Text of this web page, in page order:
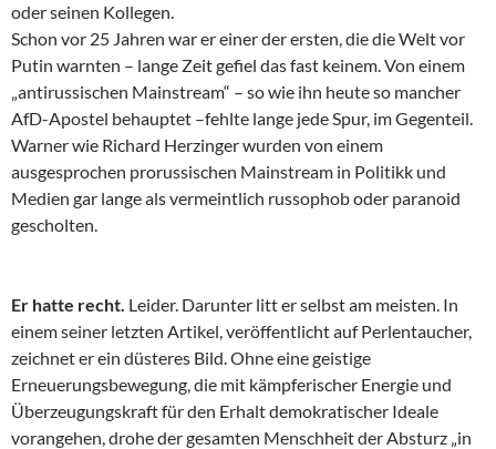
oder seinen Kollegen.
Schon vor 25 Jahren war er einer der ersten, die die Welt vor
Putin warnten – lange Zeit gefiel das fast keinem. Von einem
„antirussischen Mainstream“ – so wie ihn heute so mancher
AfD-Apostel behauptet –fehlte lange jede Spur, im Gegenteil.
Warner wie Richard Herzinger wurden von einem
ausgesprochen prorussischen Mainstream in Politikk und
Medien gar lange als vermeintlich russophob oder paranoid
gescholten.
Er hatte recht. Leider. Darunter litt er selbst am meisten. In
einem seiner letzten Artikel, veröffentlicht auf Perlentaucher,
zeichnet er ein düsteres Bild. Ohne eine geistige
Erneuerungsbewegung, die mit kämpferischer Energie und
Überzeugungskraft für den Erhalt demokratischer Ideale
vorangehen, drohe der gesamten Menschheit der Absturz „in